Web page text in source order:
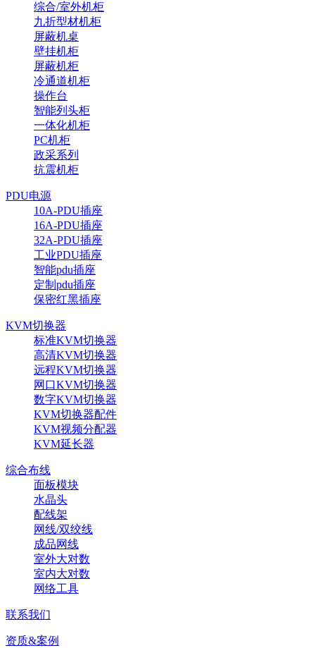
综合/室外机柜
九折型材机柜
屏蔽机桌
壁挂机柜
屏蔽机柜
冷通道机柜
操作台
智能列头柜
一体化机柜
PC机柜
政采系列
抗震机柜
PDU电源
10A-PDU插座
16A-PDU插座
32A-PDU插座
工业PDU插座
智能pdu插座
定制pdu插座
保密红黑插座
KVM切换器
标准KVM切换器
高清KVM切换器
远程KVM切换器
网口KVM切换器
数字KVM切换器
KVM切换器配件
KVM视频分配器
KVM延长器
综合布线
面板模块
水晶头
配线架
网线/双绞线
成品网线
室外大对数
室内大对数
网络工具
联系我们
资质&案例